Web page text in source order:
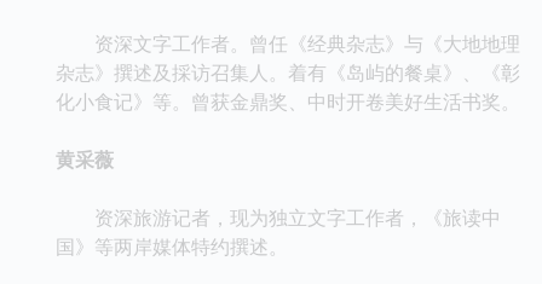
资深文字工作者。曾任《经典杂志》与《大地地理
杂志》撰述及採访召集人。着有《岛屿的餐桌》、《彰
化小食记》等。曾获金鼎奖、中时开卷美好生活书奖。
黄采薇
资深旅游记者，现为独立文字工作者，《旅读中
国》等两岸媒体特约撰述。